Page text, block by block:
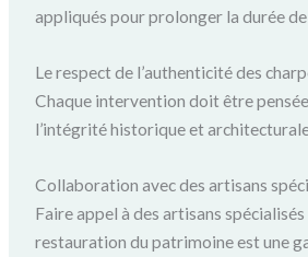
appliqués pour prolonger la durée
Le respect de l’authenticité des
Chaque intervention doit être
l’intégrité historique et
Collaboration avec des artisans
Faire appel à des artisans spécialisés
restauration du patrimoine est une